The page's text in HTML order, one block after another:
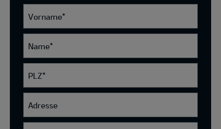
Vorname*
Name*
PLZ*
Adresse